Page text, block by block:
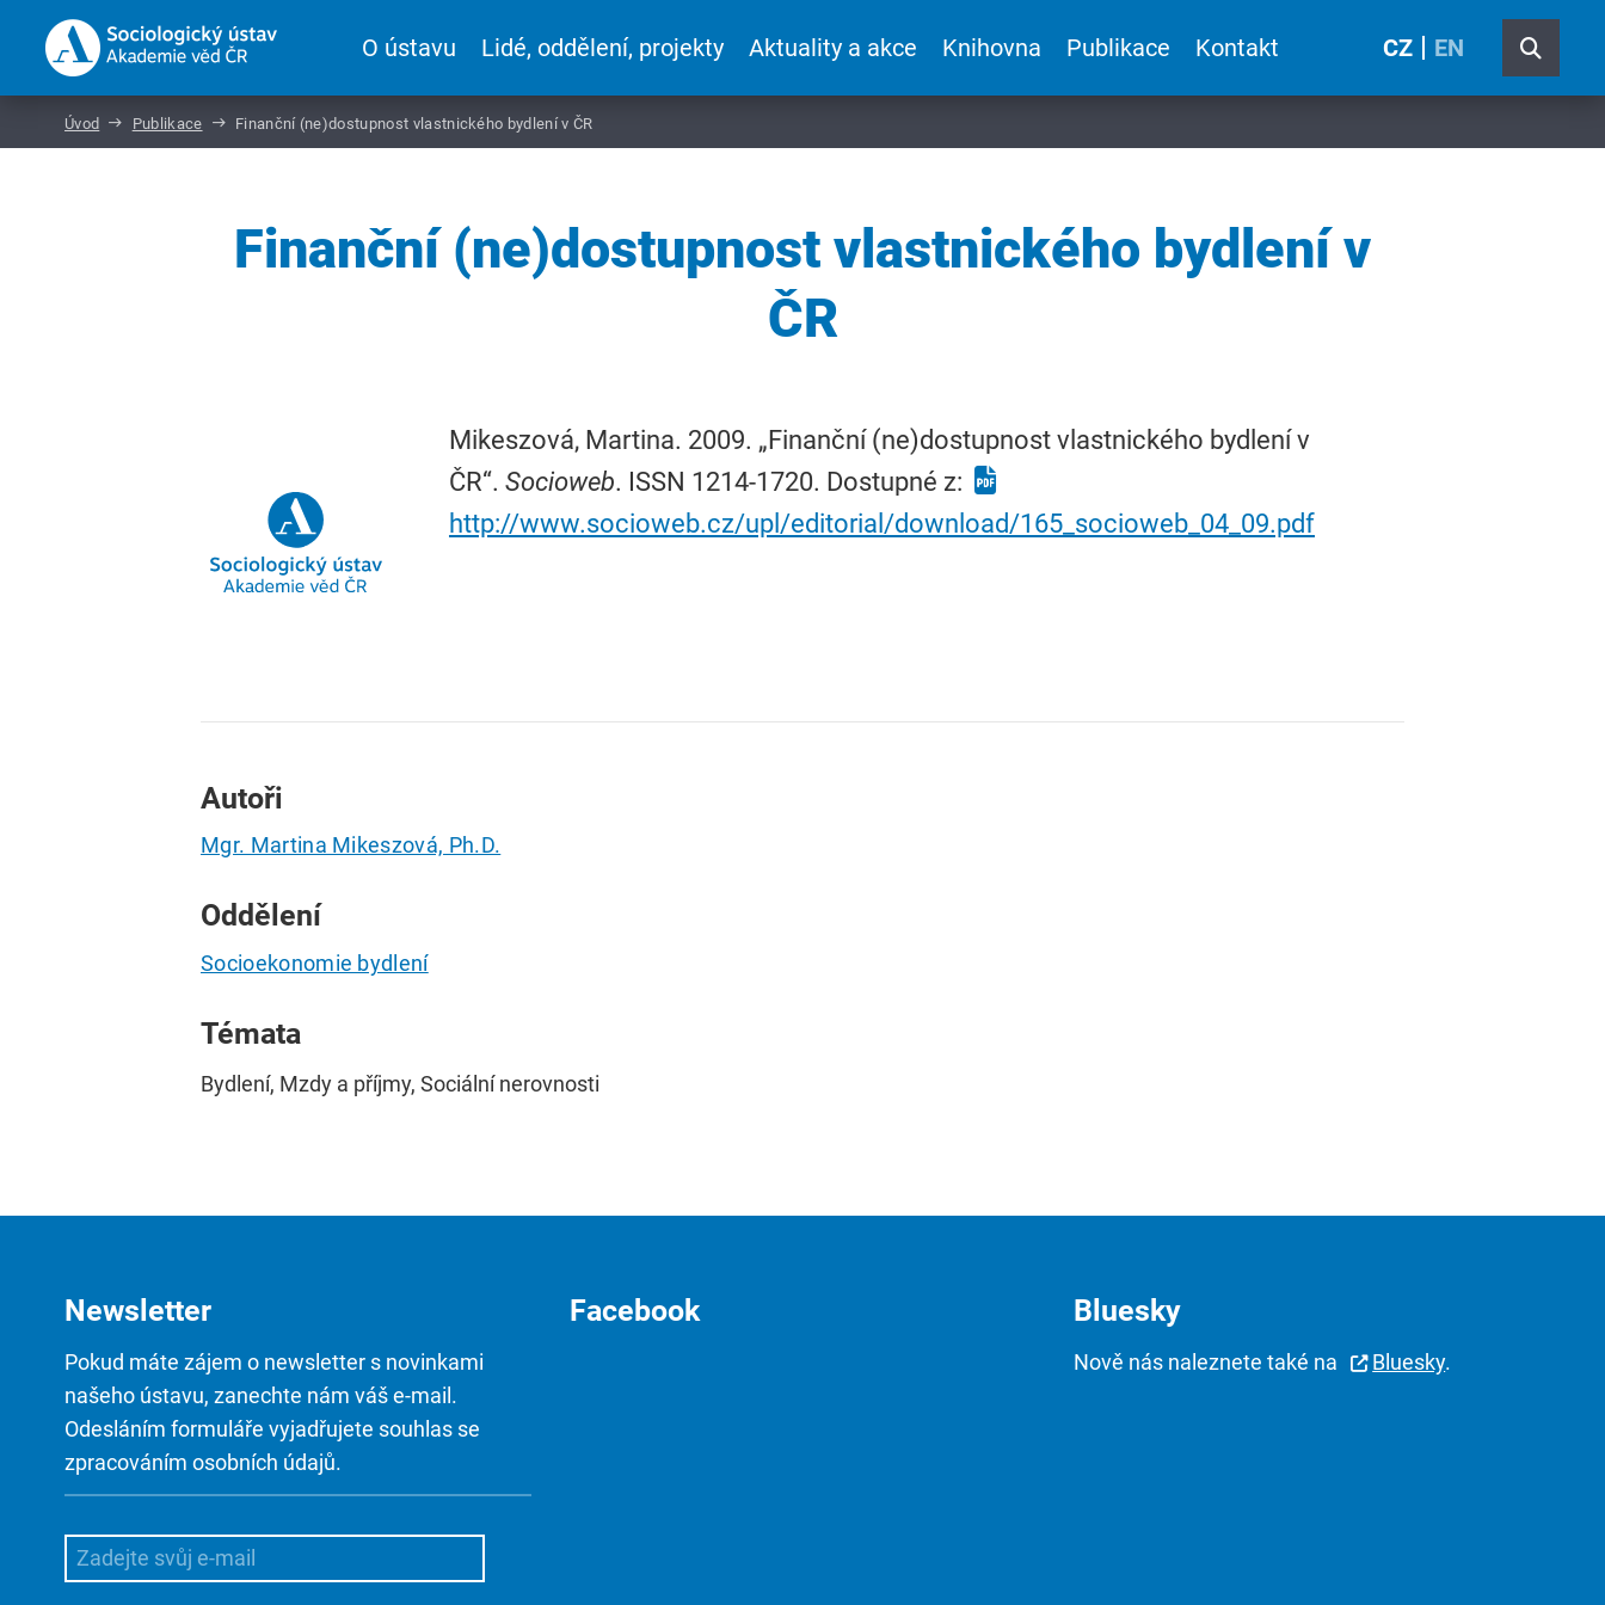
O ústavu Lidé, oddělení, projekty Aktuality a akce Knihovna Publikace Kontakt CZ EN
Úvod Publikace Finanční (ne)dostupnost vlastnického bydlení v ČR
Finanční (ne)dostupnost vlastnického bydlení v
ČR
Mikeszová, Martina. 2009. „Finanční (ne)dostupnost vlastnického bydlení v
ČR“. Socioweb. ISSN 1214-1720. Dostupné z:
http://www.socioweb.cz/upl/editorial/download/165_socioweb_04_09.pdf
Autoři
Mgr. Martina Mikeszová, Ph.D.
Oddělení
Socioekonomie bydlení
Témata
Bydlení, Mzdy a příjmy, Sociální nerovnosti
Newsletter
Pokud máte zájem o newsletter s novinkami
našeho ústavu, zanechte nám váš e-mail.
Odesláním formuláře vyjadřujete souhlas se
zpracováním osobních údajů.
Facebook Bluesky
Nově nás naleznete také na Bluesky.